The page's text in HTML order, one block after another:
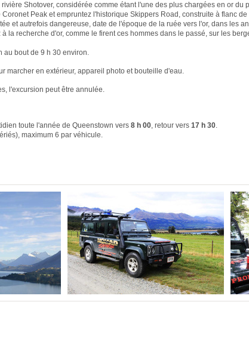
Shotover, considérée comme étant l'une des plus chargées en or du
Peak et empruntez l'historique Skippers Road, construite à flanc
et autrefois dangereuse, date de l'époque de la ruée vers l'or, dans les
la recherche d'or, comme le firent ces hommes dans le passé, sur les
au bout de 9 h 30 environ.
marcher en extérieur, appareil photo et bouteille d'eau.
l'excursion peut être annulée.
toute l'année de Queenstown vers 8 h 00, retour vers 17 h 30.
maximum 6 par véhicule.